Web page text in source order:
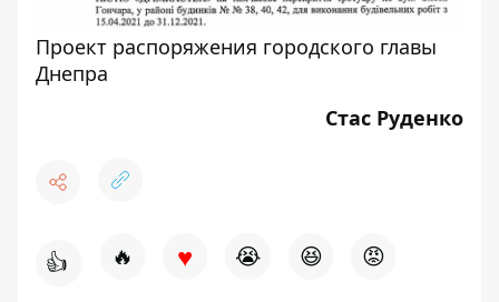
Проект распоряжения городского главы
Днепра
Стас Руденко
👍 🔥 ♥ 😭 😆 😡